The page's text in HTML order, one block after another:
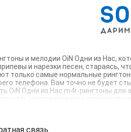
и мелодии OiN Одни из Нас,
и нарезки песен, стараясь,
только самые нормальные
телефона. Вам точно не будет
OiN Одни из Нас m4r-рингтоны
неограниченное
связь